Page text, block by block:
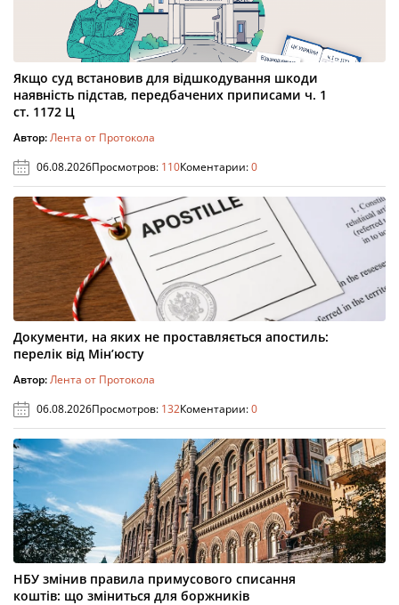
Якщо суд встановив для відшкодування шкоди
наявність підстав, передбачених приписами ч. 1
ст. 1172 Ц
Автор:Лента от Протокола
06.08.2026Просмотров: 110Коментарии:0
Документи, на яких не проставляється апостиль:
перелік від Мін’юсту
Автор:Лента от Протокола
06.08.2026Просмотров: 132Коментарии:0
НБУ змінив правила примусового списання
коштів: що зміниться для боржників